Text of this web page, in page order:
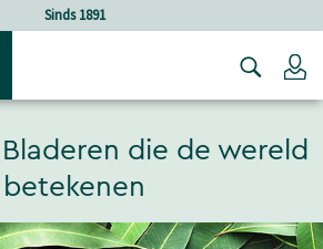
die de wereld
betekenen